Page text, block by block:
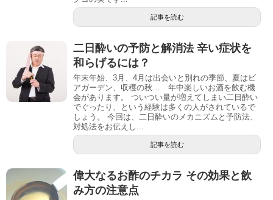
記事を読む
二日酔いの予防と解消法 辛い症状を
和らげるには？
年末年始、3月、4月は出会いと別れの季節、夏はビ
アガーデン、収穫の秋… 年中楽しいお酒を飲む機
会があります。 ついつい量が増えてしまい二日酔い
でぐったり、という経験は多くの人がされているで
しょう。 今回は、二日酔いのメカニズムと予防法、
対処法をお伝えし...
記事を読む
偉大なるお酢のチカラ その効果と飲
み方の注意点